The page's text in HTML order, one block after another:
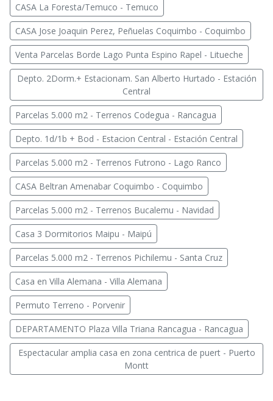
CASA La Foresta/Temuco - Temuco
CASA Jose Joaquin Perez, Peñuelas Coquimbo - Coquimbo
Venta Parcelas Borde Lago Punta Espino Rapel - Litueche
Depto. 2Dorm.+ Estacionam. San Alberto Hurtado - Estación
Central
Parcelas 5.000 m2 - Terrenos Codegua - Rancagua
Depto. 1d/1b + Bod - Estacion Central - Estación Central
Parcelas 5.000 m2 - Terrenos Futrono - Lago Ranco
CASA Beltran Amenabar Coquimbo - Coquimbo
Parcelas 5.000 m2 - Terrenos Bucalemu - Navidad
Casa 3 Dormitorios Maipu - Maipú
Parcelas 5.000 m2 - Terrenos Pichilemu - Santa Cruz
Casa en Villa Alemana - Villa Alemana
Permuto Terreno - Porvenir
DEPARTAMENTO Plaza Villa Triana Rancagua - Rancagua
Espectacular amplia casa en zona centrica de puert - Puerto
Montt